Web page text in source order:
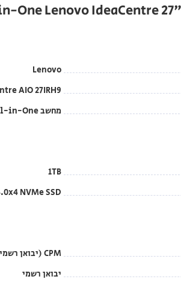
Lenovo
AIO 27IRH9
מחשב All-in-One
1TB
NVMe SSD
CPM (יבואן רשמי)
יבואן רשמי